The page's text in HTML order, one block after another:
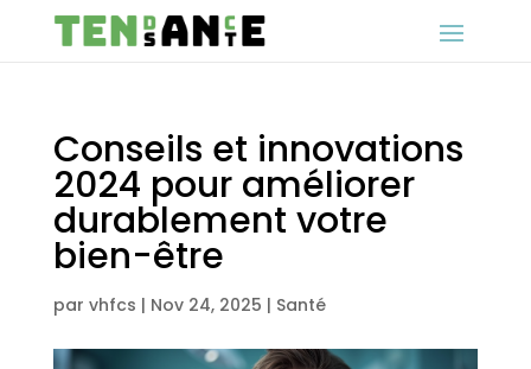
Conseils et innovations
2024 pour améliorer
durablement votre
bien-être
par vhfcs | Nov 24, 2025 | Santé